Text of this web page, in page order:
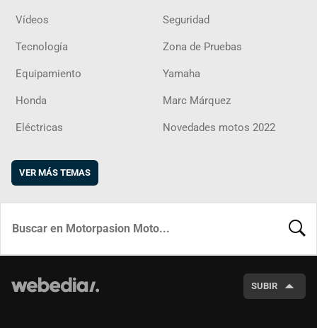
Vídeos Seguridad
Tecnología Zona de Pruebas
Equipamiento Yamaha
Honda Marc Márquez
Eléctricas Novedades motos 2022
VER MÁS TEMAS
SUBIR